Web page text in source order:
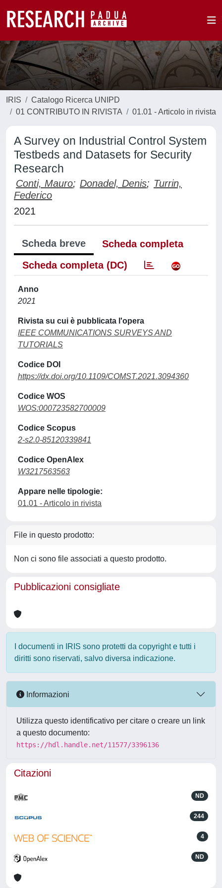
IRIS
Catalogo Ricerca UNIPD
01 CONTRIBUTO IN RIVISTA
01.01 - Articolo in rivista
A Survey on Industrial Control System
Testbeds and Datasets for Security
Research
Conti, Mauro; Donadel, Denis; Turrin,
Federico
2021
Scheda breve
Scheda completa
Scheda completa (DC)
Anno
2021
Rivista su cui è pubblicata l'opera
IEEE COMMUNICATIONS SURVEYS AND
TUTORIALS
Codice DOI
https://dx.doi.org/10.1109/COMST.2021.3094360
Codice WOS
WOS:000723582700009
Codice Scopus
2-s2.0-85120339841
Codice OpenAlex
W3217563563
Appare nelle tipologie:
01.01 - Articolo in rivista
File in questo prodotto:
Non ci sono file associati a questo prodotto.
Pubblicazioni consigliate
I documenti in IRIS sono protetti da copyright e tutti i
diritti sono riservati, salvo diversa indicazione.
Informazioni
Utilizza questo identificativo per citare o creare un link
a questo documento:
https://hdl.handle.net/11577/3396136
Citazioni
ND
244
4
ND